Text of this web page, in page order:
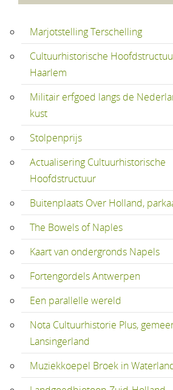
Marjotstelling Terschelling
Cultuurhistorische
Haarlem
Militair erfgoed langs de
kust
Stolpenprijs
Actualisering Cultuurhistorische
Hoofdstructuur
Buitenplaats Over Holland,
The Bowels of Naples
Kaart van ondergronds Napels
Fortengordels Antwerpen
Een parallelle wereld
Nota Cultuurhistorie Plus,
Lansingerland
Muziekkoepel Broek in